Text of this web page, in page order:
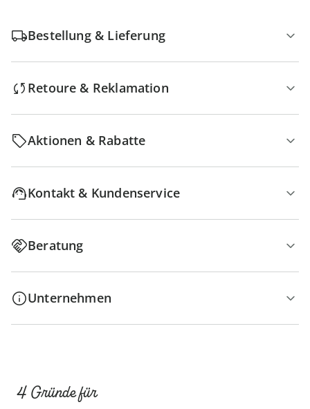
Bestellung & Lieferung
Retoure & Reklamation
Aktionen & Rabatte
Kontakt & Kundenservice
Beratung
Unternehmen
4 Gründe für